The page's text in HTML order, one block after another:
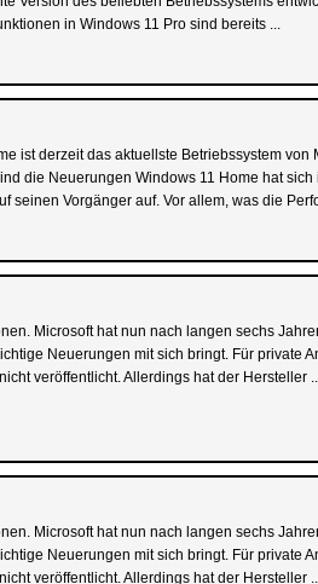
in Windows 11 Pro sind bereits ...
ist derzeit das aktuellste Betriebssystem von
die Neuerungen Windows 11 Home hat
Vorgänger auf. Vor allem, was die
Microsoft hat nun nach langen sechs
Neuerungen mit sich bringt. Für private
veröffentlicht. Allerdings hat der Hersteller
Microsoft hat nun nach langen sechs
Neuerungen mit sich bringt. Für private
veröffentlicht. Allerdings hat der Hersteller